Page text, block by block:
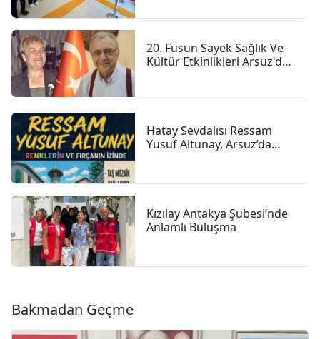
20. Füsun Sayek Sağlık Ve
Kültür Etkinlikleri Arsuz'da
Hatay Sevdalısı Ressam
Yusuf Altunay, Arsuz’da
Kızılay Antakya Şubesi’nde
Anlamlı Buluşma
Bakmadan Geçme